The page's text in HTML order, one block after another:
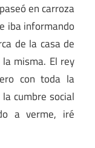
en carroza
iba informando
de la casa de
misma. El rey
con toda la
cumbre social
a verme, iré